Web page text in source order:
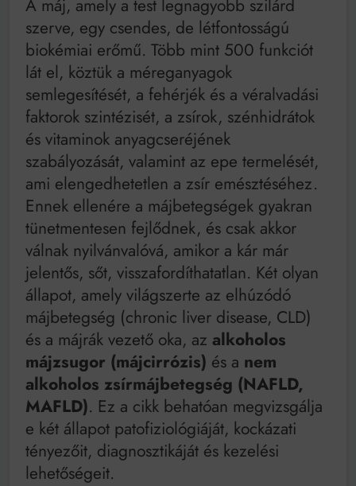
Bitumenes lapostetők: a bevált technológia akkor
működik, ha jól van felújítva
A máj, amely a test legnagyobb szilárd
szerve, egy csendes, de létfontosságú
biokémiai erőmű. Több mint 500 funkciót
lát el, köztük a méreganyagok
semlegesítését, a fehérjék és a véralvadási
faktorok szintézisét, a zsírok, szénhidrátok
és vitaminok anyagcseréjének
szabályozását, valamint az epe termelését,
ami elengedhetetlen a zsír emésztéséhez.
Ennek ellenére a májbetegségek gyakran
tünetmentesen fejlődnek, és csak akkor
válnak nyilvánvalóvá, amikor a kár már
jelentős, sőt, visszafordíthatatlan. Két olyan
állapot, amely világszerte az elhúzódó
májbetegség (chronic liver disease, CLD)
és a májrák vezető oka, az alkoholos
májzsugor (májcirrózis) és a nem
alkoholos zsírmájbetegség (NAFLD,
MAFLD). Ez a cikk behatóan megvizsgálja
e két állapot patofiziológiáját, kockázati
tényezőit, diagnosztikáját és kezelési
lehetőségeit.